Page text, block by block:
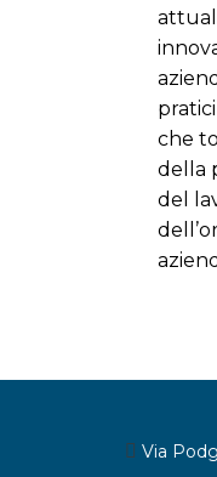
che
della
del
Via